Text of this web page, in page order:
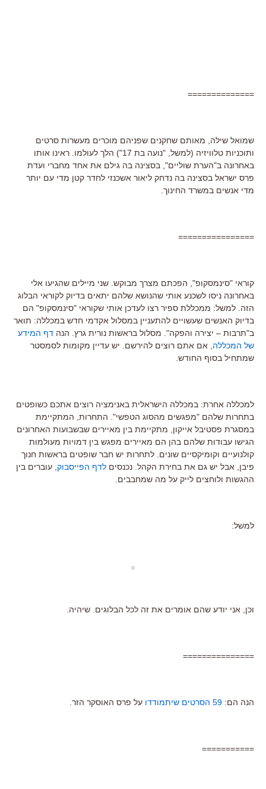
==============
שמואל שילה, מאותם שחקנים שפניהם מוכרים מעשרות סרטים
ותוכניות טלוויזיה (למשל, "נועה בת 17") הלך לעולמו. ראינו אותו
באחרונה ב"הערת שוליים", בסצינה בה גילם את אחד מחברי ועדת
פרס ישראל בסצינה בה נדחק ליאור אשכנזי לחדר קטן מדי עם יותר
מדי אנשים במשרד החינוך.
================
קוראי "סינמסקופ", הפכתם מצרך מבוקש. שני מיילים שהגיעו אלי
באחרונה ניסו לשכנע אותי שהנושא שלהם יתאים בדיוק לקוראי הבלוג
הזה. למשל: ממכללת ספיר רצו לעדכן אותי שקוראי "סינמסקופ" הם
בדיוק האנשים שעשויים להתעניין במסלול אקדמי חדש במכללה: תואר
ב"תרבות – יצירה והפקה". מסלול בראשות נורית גרץ. הנה דף המידע
של המכללה , אם אתם רוצים להירשם. יש עדיין מקומות לסמסטר
שמתחיל בסוף החודש.
למכללה אחרת: במכללה הישראלית באנימציה רוצים אתכם כשופטים
בתחרות שלהם "מפגשים מהסוג הטפשי". התחרות, המתקיימת
במסגרת פסטיבל אייקון, מתקיימת בין מאיירים שבשבועות האחרונים
הגישו עבודות שלהם בהן הם מאיירים מפגש בין דמויות מעולמות
קולנועיים וקומיקסיים שונים. לתחרות יש חבר שופטים בראשות חנוך
פיבן, אבל יש גם את בחירת הקהל. נכנסים לדף הפייסבוק , עוברים בין
ההגשות ולוחצים לייק על מה שמחבבים.
למשל:
וכן, אני יודע שהם אומרים את זה לכל הבלוגים. שיהיה.
===============
הנה הם: על פרס האוסקר הזר.
===========